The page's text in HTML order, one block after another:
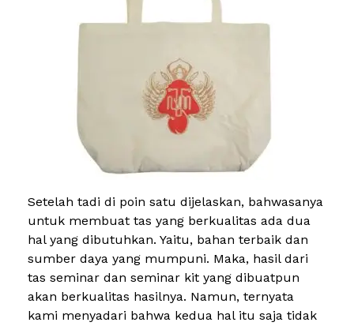
Setelah tadi di poin satu dijelaskan, bahwasanya
untuk membuat tas yang berkualitas ada dua
hal yang dibutuhkan. Yaitu, bahan terbaik dan
sumber daya yang mumpuni. Maka, hasil dari
tas seminar dan seminar kit yang dibuatpun
akan berkualitas hasilnya. Namun, ternyata
kami menyadari bahwa kedua hal itu saja tidak